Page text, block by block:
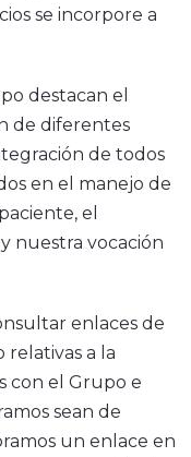
se incorpore a
destacan el
de diferentes
de todos
en el manejo de
el
nuestra vocación
enlaces de
relativas a la
con el Grupo e
sean de
un enlace en